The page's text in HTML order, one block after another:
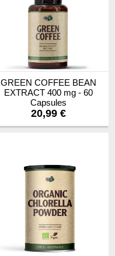
GREEN COFFEE BEAN
EXTRACT 400 mg - 60
Capsules
20,99 €